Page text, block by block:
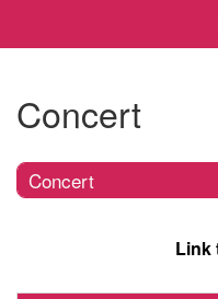
Concert
Concert
Link